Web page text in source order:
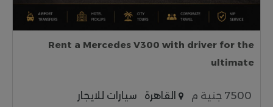
Rent a Mercedes V300 with driver for the
ultimate
7500 جنية م القاهرة
سيارات للايجار